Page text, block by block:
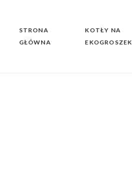
STRONA
GŁÓWNA
KOTŁY NA
EKOGROSZEK